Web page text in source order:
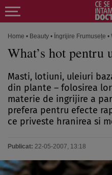
Home • Beauty • Îngrijire Frumusețe •
What’s hot pentru
Masti, lotiuni, uleiuri
din plante – folosirea
materie de ingrijire a
prefera pentru efecte
ce priveste hranirea si
Publicat: 22-05-2007, 13:18